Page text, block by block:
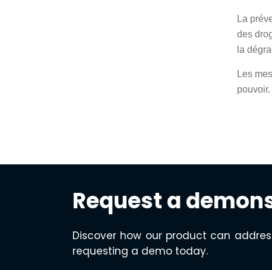
La
des
la
Les
pouvoir.
Request a
Discover how our product can
requesting a demo today.